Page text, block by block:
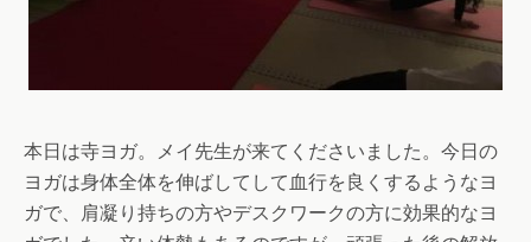
本日は寺ヨガ。メイ先生が来てくださいました。今日の
ヨガは身体全体を伸ばしてして血行を良くするようなヨ
ガで、肩凝り持ちの方やデスクワークの方に効果的なヨ